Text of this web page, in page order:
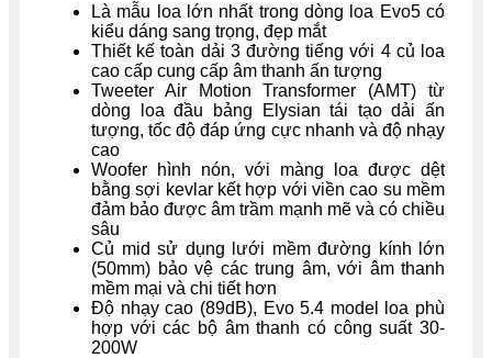
Là mẫu loa lớn nhất trong dòng loa Evo5 có
kiểu dáng sang trọng, đẹp mắt
Thiết kế toàn dải 3 đường tiếng với 4 củ loa
cao cấp cung cấp âm thanh ấn tượng
Tweeter Air Motion Transformer (AMT) từ
dòng loa đầu bảng Elysian tái tạo dải ấn
tượng, tốc độ đáp ứng cực nhanh và độ nhạy
cao
Woofer hình nón, với màng loa được dệt
bằng sợi kevlar kết hợp với viền cao su mềm
đảm bảo được âm trầm mạnh mẽ và có chiều
sâu
Củ mid sử dụng lưới mềm đường kính lớn
(50mm) bảo vệ các trung âm, với âm thanh
mềm mại và chi tiết hơn
Độ nhạy cao (89dB), Evo 5.4 model loa phù
hợp với các bộ âm thanh có công suất 30-
200W